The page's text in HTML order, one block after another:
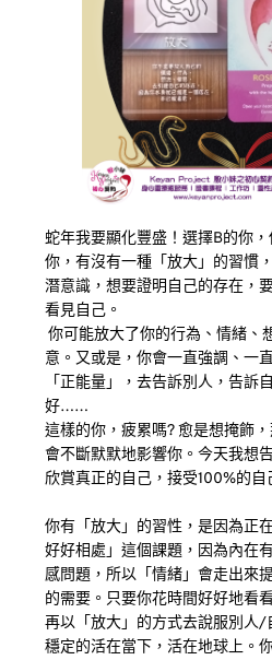
蛇年我要顯化豐盛！選擇B的你
你，有沒有一種「放大」的習慣
潛意識，想要證明自己的存在，
看見自己。
你可能放大了你的行為、情緒、
意。又或是，你會一直強調、一
「正能量」，去告訴別人，告訴
好……
這樣的你，疲累嗎? 愈是想掩飾
會不斷默默地影響你。今天我想
欣賞真正的自己，接受100%的自
你有「放大」的習性，是因為正
好好相處」這個課題，因為內在
感問題，所以「情緒」會走出來
的需要。只要你花時間好好地看
再以「放大」的方式去說服別人/
穩定的活在當下，活在地球上。